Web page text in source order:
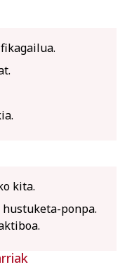
kita.
ponpa.